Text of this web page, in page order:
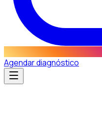
Agendar diagnóstico